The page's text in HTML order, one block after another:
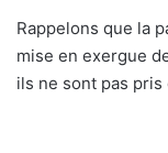
Rappelons que la
mise en exergue
ils ne sont pas